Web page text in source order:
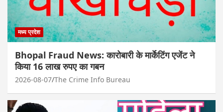
मध्य प्रदेश
Bhopal Fraud News: कारोबारी के मार्केटिंग एजेंट ने
किया 16 लाख रुपए का गबन
2026-08-07 The Crime Info Bureau